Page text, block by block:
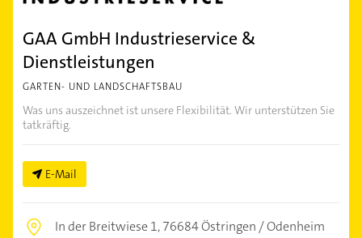
GAA GmbH Industrieservice &
Dienstleistungen
GARTEN- UND LANDSCHAFTSBAU
Was uns auszeichnet ist unsere Flexibilität. Wir unterstützen Sie
tatkräftig.
E-Mail
In der Breitwiese 1,76684 Östringen / Odenheim